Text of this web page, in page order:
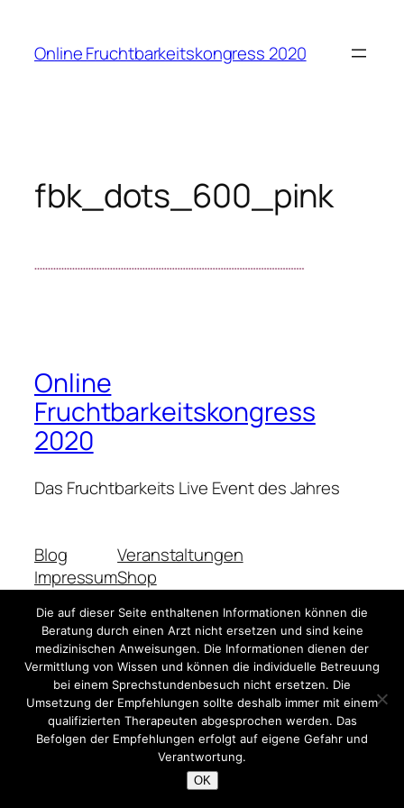
springen
Online Fruchtbarkeitskongress 2020
fbk_dots_600_pink
Online
Fruchtbarkeitskongress
2020
Das Fruchtbarkeits Live Event des Jahres
Blog
Impressum
Autoren
Veranstaltungen
Shop
Themes
Twenty Twenty-Five Gestaltet mitWordPress
Die auf dieser Seite enthaltenen Informationen können die
Beratung durch einen Arzt nicht ersetzen und sind keine
medizinischen Anweisungen. Die Informationen dienen der
Vermittlung von Wissen und können die individuelle Betreuung
bei einem Sprechstundenbesuch nicht ersetzen. Die
Umsetzung der Empfehlungen sollte deshalb immer mit einem
qualifizierten Therapeuten abgesprochen werden. Das
Befolgen der Empfehlungen erfolgt auf eigene Gefahr und
Verantwortung.
OK